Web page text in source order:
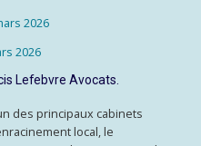
2026
2026
Lefebvre Avocats.
des principaux cabinets
local, le